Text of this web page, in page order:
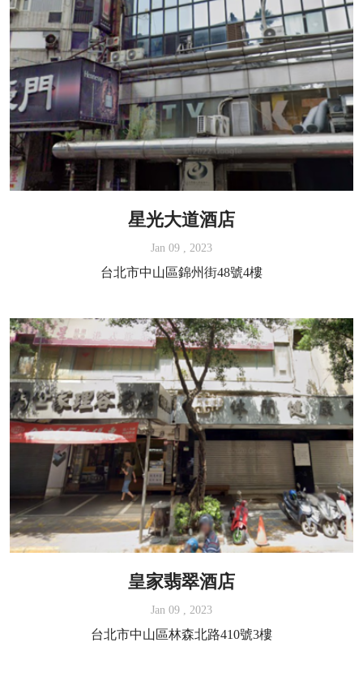
星光大道酒店
Jan 09 , 2023
台北市中山區錦州街48號4樓
皇家翡翠酒店
Jan 09 , 2023
台北市中山區林森北路410號3樓